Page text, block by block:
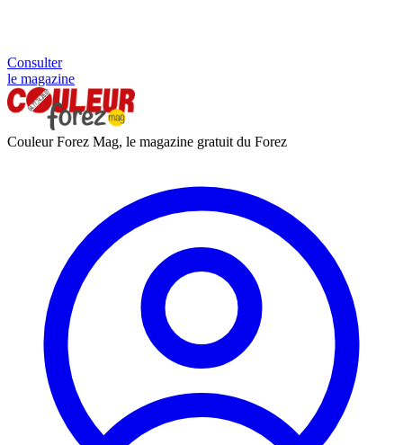
Consulter
le magazine
Couleur Forez Mag, le magazine gratuit du Forez